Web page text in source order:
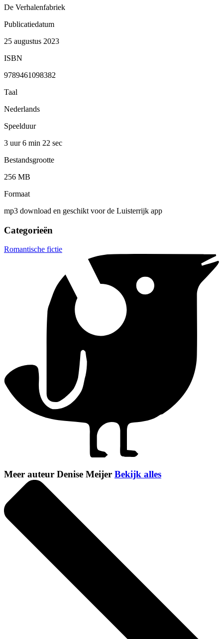
De Verhalenfabriek
Publicatiedatum
25 augustus 2023
ISBN
9789461098382
Taal
Nederlands
Speelduur
3 uur 6 min 22 sec
Bestandsgrootte
256 MB
Formaat
mp3 download en geschikt voor de Luisterrijk app
Categorieën
Romantische fictie
Meer auteur Denise Meijer Bekijk alles